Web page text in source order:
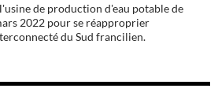
de production d'eau potable de
2022 pour se réapproprier
du Sud francilien.